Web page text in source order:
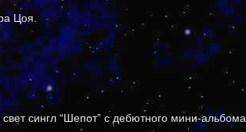
Цоя.
сингл “Шепот” с дебютного мини-альбома